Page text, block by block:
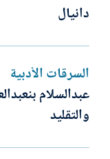
دانيال
السرقات الأدبية
عبدالسلام
والتقليد